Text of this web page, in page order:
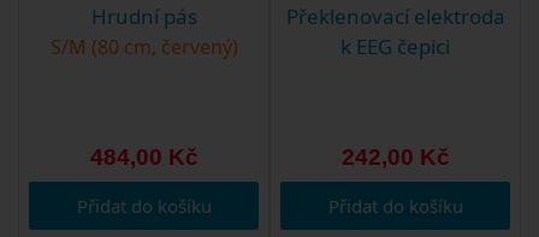
Hrudní pás
S/M (80 cm, červený)
484,00 Kč
Přidat do košíku
Překlenovací elektroda
k EEG čepici
242,00 Kč
Přidat do košíku